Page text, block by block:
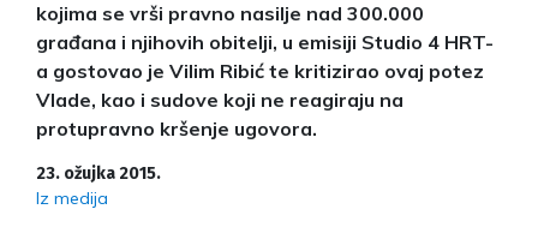
kojima se vrši pravno nasilje nad 300.000
građana i njihovih obitelji, u emisiji Studio 4 HRT-
a gostovao je Vilim Ribić te kritizirao ovaj potez
Vlade, kao i sudove koji ne reagiraju na
protupravno kršenje ugovora.
23. ožujka 2015.
Iz medija